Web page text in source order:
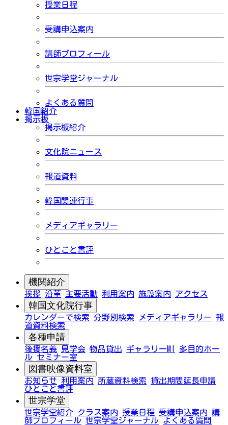
授業日程
受講申込案内
講師プロフィール
世宗学堂ジャーナル
よくある質問
韓国紹介
掲示板
掲示板紹介
文化院ニュース
報道資料
韓国関連行事
メディアギャラリー
ひとこと書評
機関紹介
挨拶 沿革 主要活動 利用案内 施設案内 アクセス
韓国文化院行事
カレンダーで検索 分野別検索 メディアギャラリー 報
道資料検索
各種申請
後援名義 見学会 物品貸出 ギャラリーMI
多目的ホー
ル セミナー室
図書映像資料室
お知らせ 利用案内 所蔵資料検索
貸出期間延長申請
ひとこと書評
世宗学堂
世宗学堂紹介 クラス案内 授業日程 受講申込案内 講
師プロフィール 世宗学堂ジャーナル よくある質問